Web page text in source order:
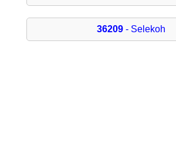
36209 - Selekoh